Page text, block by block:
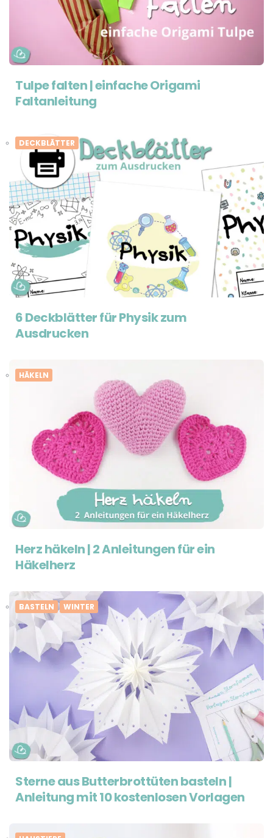
Tulpe falten | einfache Origami
Faltanleitung
DECKBLÄTTER
6 Deckblätter für Physik zum
Ausdrucken
HÄKELN
Herz häkeln | 2 Anleitungen für ein
Häkelherz
BASTELN WINTER
Sterne aus Butterbrottüten basteln |
Anleitung mit 10 kostenlosen Vorlagen